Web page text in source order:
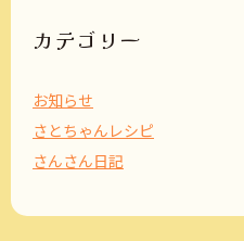
ブ
カテゴリー
お知らせ
さとちゃんレシピ
さんさん日記